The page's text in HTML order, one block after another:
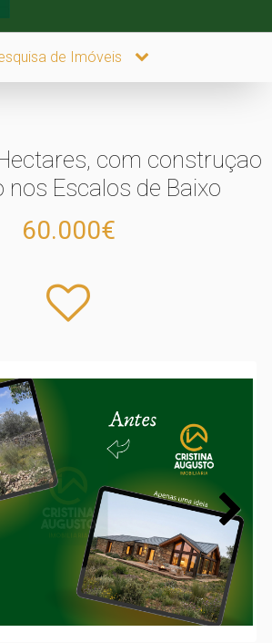
de Imóveis
com construçao
nos Escalos de Baixo
60.000€
Next